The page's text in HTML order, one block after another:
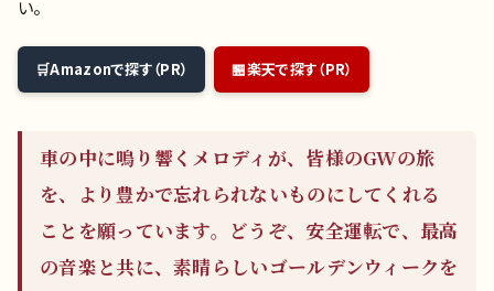
い。
Amazonで探す（PR） 楽天で探す（PR）
車の中に鳴り響くメロディが、皆様のGWの旅
を、より豊かで忘れられないものにしてくれる
ことを願っています。どうぞ、安全運転で、最高
の音楽と共に、素晴らしいゴールデンウィークを